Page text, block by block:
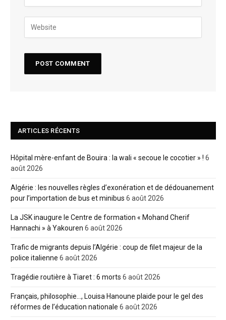
ARTICLES RÉCENTS
Hôpital mère-enfant de Bouira : la wali « secoue le cocotier » ! 6
août 2026
Algérie : les nouvelles règles d’exonération et de dédouanement
pour l’importation de bus et minibus 6 août 2026
La JSK inaugure le Centre de formation « Mohand Cherif
Hannachi » à Yakouren 6 août 2026
Trafic de migrants depuis l’Algérie : coup de filet majeur de la
police italienne 6 août 2026
Tragédie routière à Tiaret : 6 morts 6 août 2026
Français, philosophie…, Louisa Hanoune plaide pour le gel des
réformes de l’éducation nationale 6 août 2026